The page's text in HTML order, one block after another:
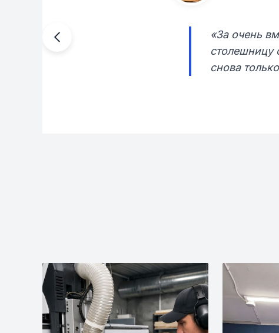
«За очень
столешницу
снова